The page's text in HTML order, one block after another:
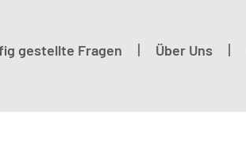
gestellte Fragen Über Uns